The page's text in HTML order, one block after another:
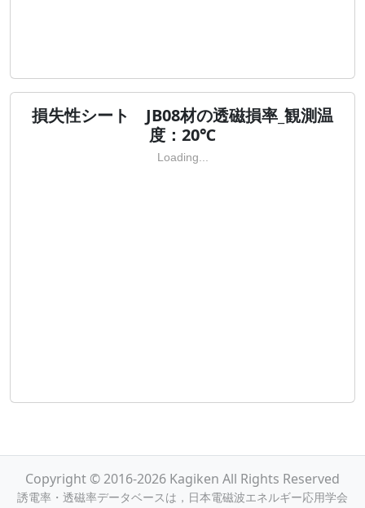
損失性シート JB08材の透磁損率_観測温
度：20℃
Loading...
Copyright © 2016-2026 Kagiken All Rights Reserved
誘電率・透磁率データベースは，日本電磁波エネルギー応用学会